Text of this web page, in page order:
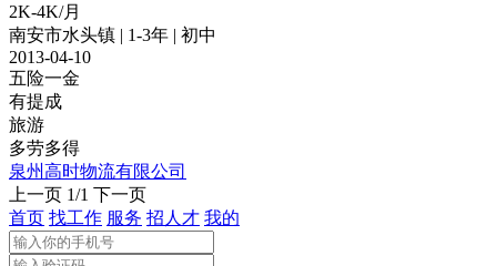
2K-4K/月
南安市水头镇 | 1-3年 | 初中
2013-04-10
五险一金
有提成
旅游
多劳多得
泉州高时物流有限公司
上一页 1/1 下一页
首页 找工作 服务 招人才 我的